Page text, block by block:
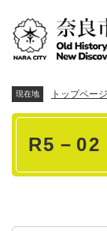
現在地 トップページ
本
R5－02